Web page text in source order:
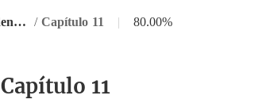
Amor Reescrito: Trágica Redenção / Capítulo 11 | 80.00%
Capítulo 11